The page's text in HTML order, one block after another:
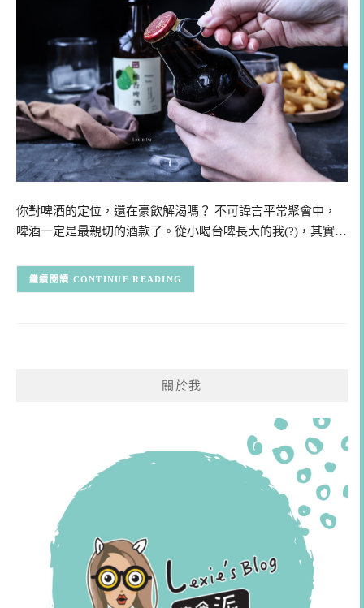
你對啤酒的定位，還在豪飲解渴嗎？ 不可諱言平常聚會中，
啤酒一定是最親切的酒款了。從小喝台啤長大的我(?)，其實…
CONTINUE READING
關於我